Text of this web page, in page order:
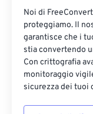
Noi di
proteggiamo. Il
garantisce che i
stia convertendo
Con crittografia
monitoraggio
sicurezza dei tuoi